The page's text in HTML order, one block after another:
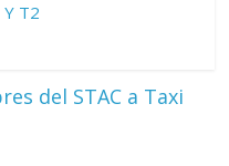
Y T2
del STAC a Taxi